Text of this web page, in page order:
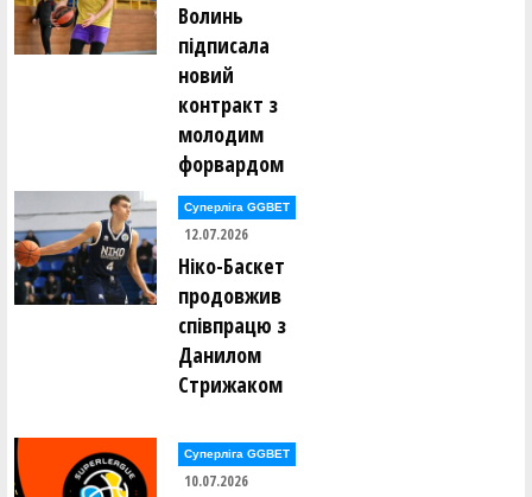
Волинь
підписала
новий
контракт з
молодим
форвардом
Суперліга GGBET
12.07.2026
Ніко-Баскет
продовжив
співпрацю з
Данилом
Стрижаком
Суперліга GGBET
10.07.2026